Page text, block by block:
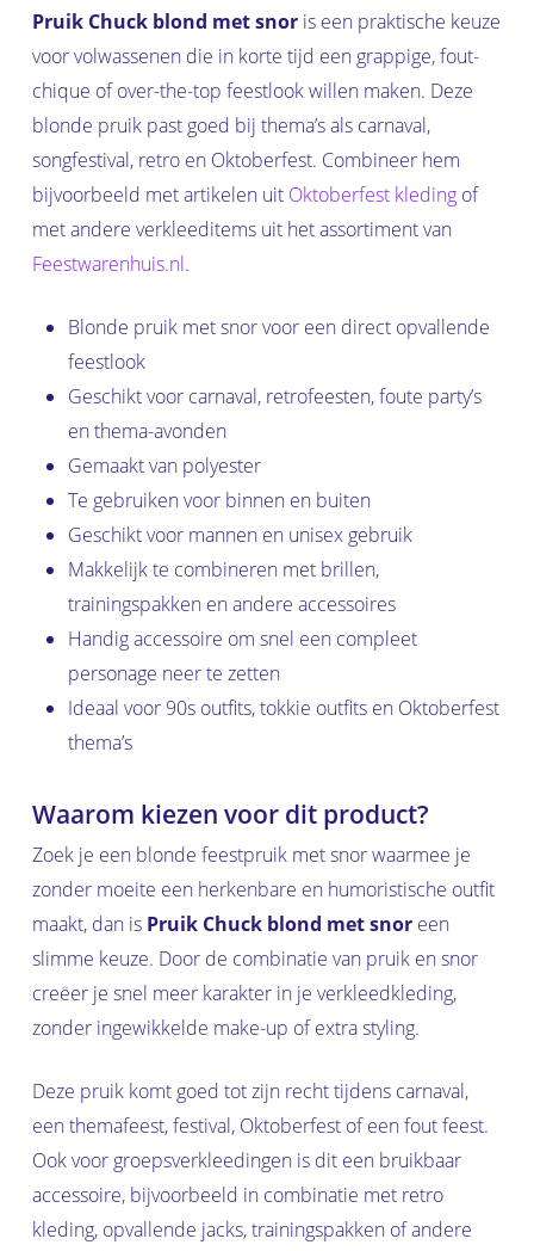
Pruik Chuck blond met snoris een praktische keuze
voor volwassenen die in korte tijd een grappige, fout-
chique of over-the-top feestlook willen maken. Deze
blonde pruik past goed bij thema’s als carnaval,
songfestival, retro en Oktoberfest. Combineer hem
bijvoorbeeld met artikelen uit Oktoberfest kledingof
met andere verkleeditems uit het assortiment van
Feestwarenhuis.nl.
Blonde pruik met snor voor een direct opvallende
feestlook
Geschikt voor carnaval, retrofeesten, foute party’s
en thema-avonden
Gemaakt van polyester
Te gebruiken voor binnen en buiten
Geschikt voor mannen en unisex gebruik
Makkelijk te combineren met brillen,
trainingspakken en andere accessoires
Handig accessoire om snel een compleet
personage neer te zetten
Ideaal voor 90s outfits, tokkie outfits en Oktoberfest
thema’s
Waarom kiezen voor dit product?
Zoek je een blonde feestpruik met snor waarmee je
zonder moeite een herkenbare en humoristische outfit
maakt, dan is Pruik Chuck blond met snoreen
slimme keuze. Door de combinatie van pruik en snor
creëer je snel meer karakter in je verkleedkleding,
zonder ingewikkelde make-up of extra styling.
Deze pruik komt goed tot zijn recht tijdens carnaval,
een themafeest, festival, Oktoberfest of een fout feest.
Ook voor groepsverkleedingen is dit een bruikbaar
accessoire, bijvoorbeeld in combinatie met retro
kleding, opvallende jacks, trainingspakken of andere